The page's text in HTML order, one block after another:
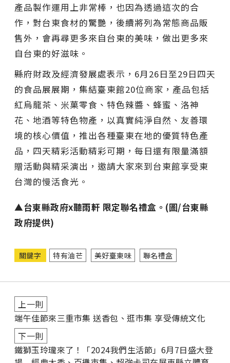
產品製作運用上非常棒，也因為透過這次的合
作，對台東食材的驚艷，後續將列為常態商品販
售外，會再尋更多來自台東的美味，做出更多來
自台東的好滋味。
縣府財政及經濟發展處表示，6月26日至29日四天
的食品展展期，集結臺東館20位商家，產品包括
紅烏龍茶、米菓零食、特色辣醬、蜂蜜、洛神
花、地酒等特色物產，以真實純淨自然、友善環
境的核心價值，推出各種臺東在地的優質特色產
品，四天精彩活動精彩可期，每日還有限量滿額
贈活動與精采演出，邀請大家來到台東館享受東
台灣的慢活食光。
▲台東縣政府x聽雨軒 限定聯名禮盒。(圖/台東縣
政府提供)
關鍵字 特有油芒 美好臺東味 聯名禮盒
上一則
端午佳節來三重市集 送香包、逛市集 享受傳統文化
下一則
鐵獅玉玲瓏來了！「2024我們生活節」6月7日盛大登